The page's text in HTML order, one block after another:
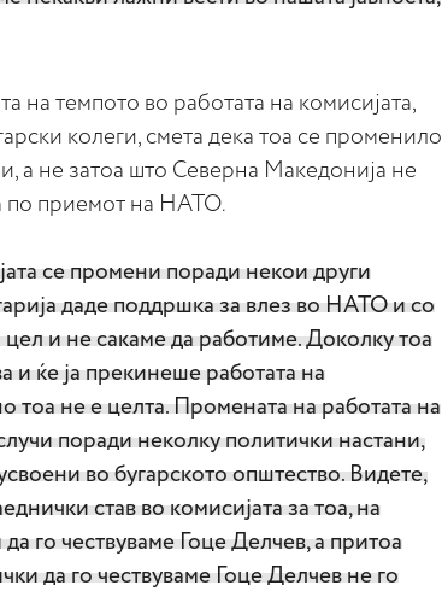
на темпото во работата на комисијата,
колеги, смета дека тоа се променило
а не затоа што Северна Македонија не
по приемот на НАТО.
се промени поради некои други
даде поддршка за влез во НАТО и со
и не сакаме да работиме. Доколку тоа
и ќе ја прекинеше работата на
тоа не е целта. Промената на работата на
поради неколку политички настани,
во бугарското општество. Видете,
став во комисијата за тоа, на
го чествуваме Гоце Делчев, а притоа
да го чествуваме Гоце Делчев не го